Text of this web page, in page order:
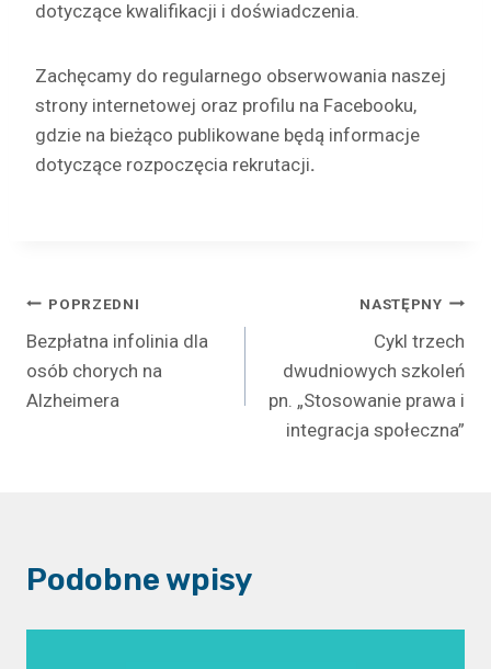
dotyczące kwalifikacji i doświadczenia.
Zachęcamy do regularnego obserwowania naszej
strony internetowej oraz profilu na Facebooku,
gdzie na bieżąco publikowane będą informacje
dotyczące rozpoczęcia rekrutacji.
Nawigacja
wpisu
POPRZEDNI
Bezpłatna infolinia dla
osób chorych na
Alzheimera
NASTĘPNY
Cykl trzech
dwudniowych szkoleń
pn. „Stosowanie prawa i
integracja społeczna”
Podobne wpisy